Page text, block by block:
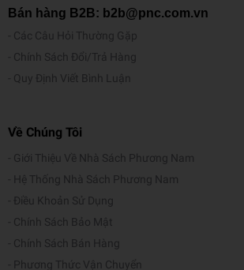
Bán hàng B2B: b2b@pnc.com.vn
Các Câu Hỏi Thường Gặp
Chính Sách Đổi/Trả Hàng
Quy Định Viết Bình Luận
Về Chúng Tôi
Giới Thiệu Về Nhà Sách Phương Nam
Hệ Thống Nhà Sách Phương Nam
Điều Khoản Sử Dụng
Chính Sách Bảo Mật
Chính Sách Bán Hàng
Phương Thức Vận Chuyển